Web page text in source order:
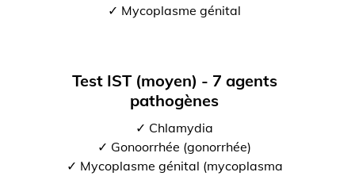
✓ Mycoplasme génital
Test IST (moyen) - 7 agents
pathogènes
✓ Chlamydia
✓ Gonoorrhée (gonorrhée)
✓ Mycoplasme génital (mycoplasma